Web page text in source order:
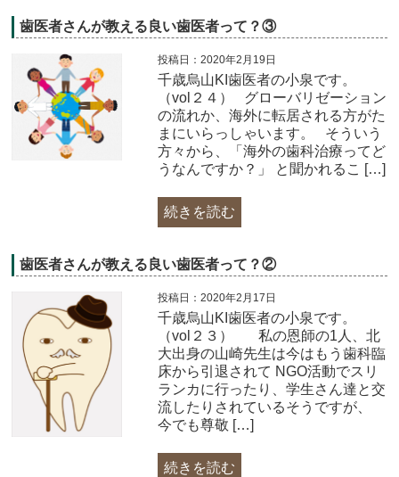
歯医者さんが教える良い歯医者って？③
投稿日：2020年2月19日
千歳烏山KI歯医者の小泉です。
（vol２４） グローバリゼーション
の流れか、海外に転居される方がた
まにいらっしゃいます。 そういう
方々から、「海外の歯科治療ってど
うなんですか？」 と聞かれるこ […]
続きを読む
歯医者さんが教える良い歯医者って？②
投稿日：2020年2月17日
千歳烏山KI歯医者の小泉です。
（vol２３） 私の恩師の1人、北
大出身の山崎先生は今はもう歯科臨
床から引退されて NGO活動でスリ
ランカに行ったり、学生さん達と交
流したりされているそうですが、
今でも尊敬 […]
続きを読む